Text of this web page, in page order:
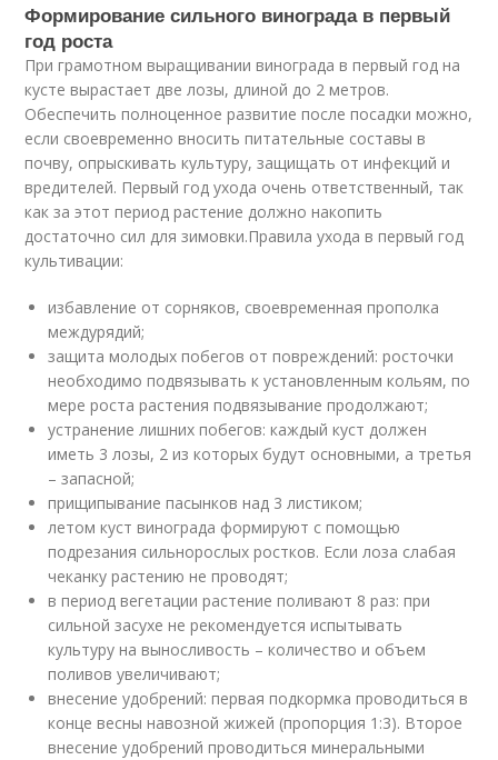
Формирование сильного винограда в первый
год роста
При грамотном выращивании винограда в первый год на
кусте вырастает две лозы, длиной до 2 метров.
Обеспечить полноценное развитие после посадки можно,
если своевременно вносить питательные составы в
почву, опрыскивать культуру, защищать от инфекций и
вредителей. Первый год ухода очень ответственный, так
как за этот период растение должно накопить
достаточно сил для зимовки.Правила ухода в первый год
культивации:
избавление от сорняков, своевременная прополка
междурядий;
защита молодых побегов от повреждений: росточки
необходимо подвязывать к установленным кольям, по
мере роста растения подвязывание продолжают;
устранение лишних побегов: каждый куст должен
иметь 3 лозы, 2 из которых будут основными, а третья
– запасной;
прищипывание пасынков над 3 листиком;
летом куст винограда формируют с помощью
подрезания сильнорослых ростков. Если лоза слабая
чеканку растению не проводят;
в период вегетации растение поливают 8 раз: при
сильной засухе не рекомендуется испытывать
культуру на выносливость – количество и объем
поливов увеличивают;
внесение удобрений: первая подкормка проводиться в
конце весны навозной жижей (пропорция 1:3). Второе
внесение удобрений проводиться минеральными